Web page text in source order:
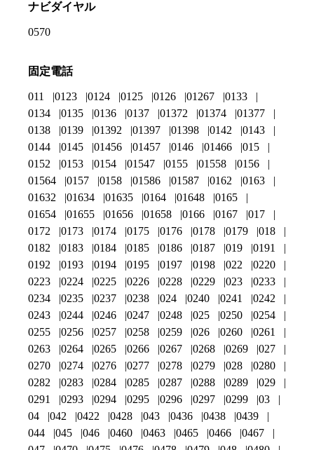
ナビダイヤル
0570
固定電話
011 0123 0124 0125 0126 01267
0133
0134
0135 0136 0137 01372 01374
01377
0138
0139 01392 01397 01398 0142
0143
0144
0145 01456 01457 0146 01466
015
0152
0153 0154 01547 0155 01558
0156
01564
0157 0158 01586 01587 0162
0163
01632
01634 01635 0164 01648
0165
01654
01655 01656 01658 0166 0167
017
0172
0173 0174 0175 0176 0178 0179
018
0182
0183 0184 0185 0186 0187 019
0191
0192
0193 0194 0195 0197 0198 022
0220
0223
0224 0225 0226 0228 0229 023
0233
0234
0235 0237 0238 024 0240 0241
0242
0243
0244 0246 0247 0248 025 0250
0254
0255
0256 0257 0258 0259 026 0260
0261
0263
0264 0265 0266 0267 0268 0269
027
0270
0274 0276 0277 0278 0279 028
0280
0282
0283 0284 0285 0287 0288 0289
029
0291
0293 0294 0295 0296 0297 0299
03
04
042 0422 0428 043 0436 0438
0439
044
045 046 0460 0463 0465 0466
0467